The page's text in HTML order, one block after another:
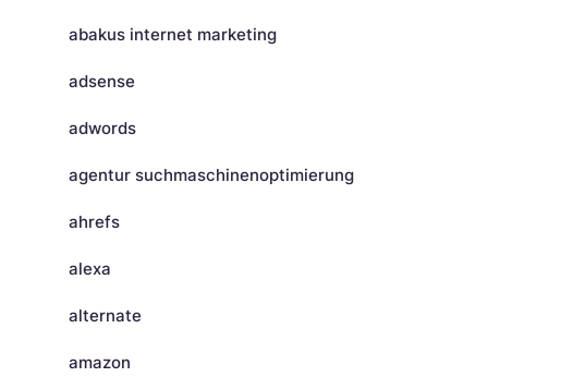
abakus internet marketing
adsense
adwords
agentur suchmaschinenoptimierung
ahrefs
alexa
alternate
amazon